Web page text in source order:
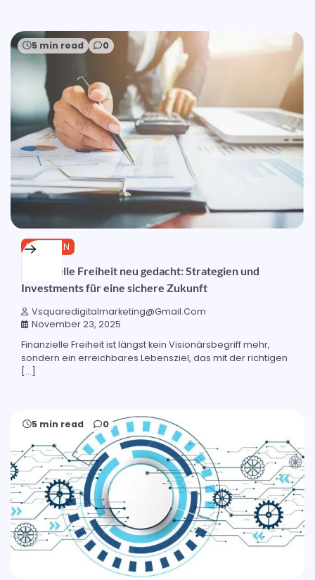
5 min read 0
FINANZEN
Finanzielle Freiheit neu gedacht: Strategien und
Investments für eine sichere Zukunft
Vsquaredigitalmarketing@gmail.com
November 23, 2025
Finanzielle Freiheit ist längst kein Visionärsbegriff mehr,
sondern ein erreichbares Lebensziel, das mit der richtigen
[…]
5 min read 0